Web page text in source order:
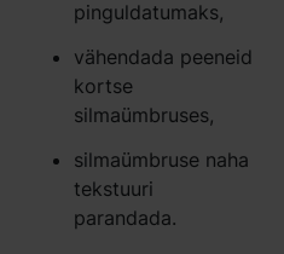
pinguldatumaks,
vähendada peeneid
kortse
silmaümbruses,
silmaümbruse naha
tekstuuri
parandada.